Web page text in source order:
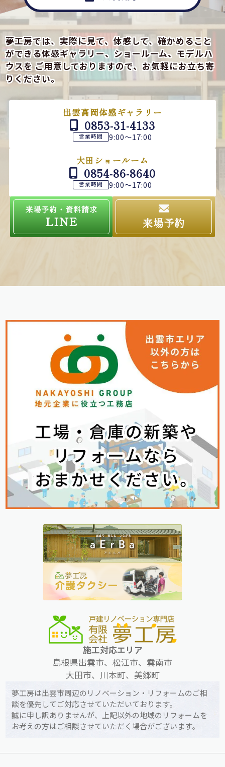
夢工房では、実際に見て、体感して、確かめること
ができる体感ギャラリー、ショールーム、モデルハ
ウスをご用意しておりますので、お気軽にお立ち寄
りください。
出雲高岡体感ギャラリー
0853-31-4133
営業時間 9:00～17:00
大田ショールーム
0854-86-8640
営業時間 9:00～17:00
来場予約・資料請求
LINE 来場予約
施工対応エリア
島根県出雲市、松江市、雲南市
大田市、川本町、美郷町
夢工房は出雲市周辺のリノベーション・リフォームのご相
談を優先してご対応させていただいております。
誠に申し訳ありませんが、上記以外の地域のリフォームを
お考えの方はご相談させていただく場合がございます。